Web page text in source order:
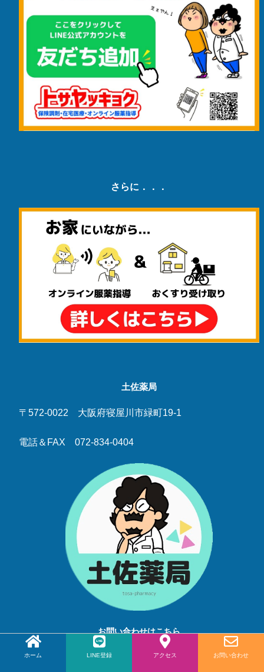
さらに．．．
土佐薬局
〒572-0022 大阪府寝屋川市緑町19-1
電話＆FAX 072-834-0404
お問い合わせはこちら
ホーム LINE登録 アクセス お問い合わせ